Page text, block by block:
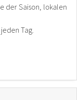
der Saison, lokalen
Tag.